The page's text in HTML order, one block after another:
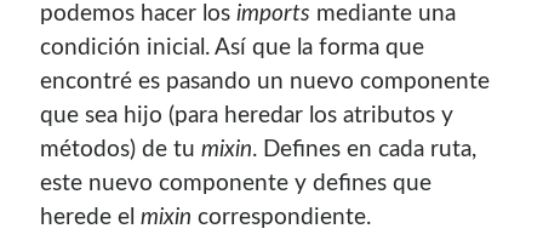
Si te gusta este sitio web o mi trabajo, puedes hacer una
pequeña donación. Me ayudará a invertir tiempo en crear
contenido para este sitio.
podemos hacer losimports mediante una
condición inicial. Así que la forma que
encontré es pasando un nuevo componente
que sea hijo (para heredar los atributos y
métodos) de tumixin. Defines en cada ruta,
este nuevo componente y defines que
herede elmixin correspondiente.